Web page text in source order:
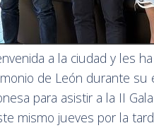
a la ciudad y les
de León durante su
para asistir a la II
mismo jueves por la